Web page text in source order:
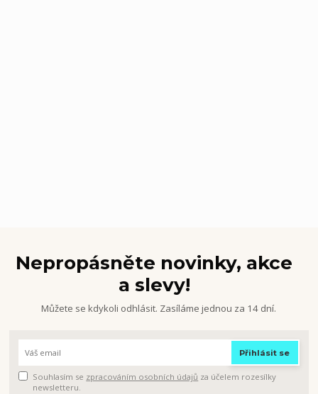
Nepropásněte novinky, akce
a slevy!
Můžete se kdykoli odhlásit. Zasíláme jednou za 14 dní.
Přihlásit se
Souhlasím se zpracováním osobních údajů za účelem rozesílky
newsletteru.